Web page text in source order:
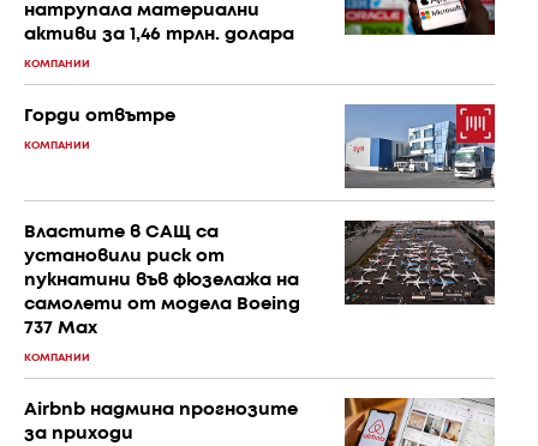
натрупала материални
активи за 1,46 трлн. долара
КОМПАНИИ
Горди отвътре
КОМПАНИИ
Властите в САЩ са
установили риск от
пукнатини във фюзелажа на
самолети от модела Boeing
737 Max
КОМПАНИИ
Airbnb надмина прогнозите
за приходи